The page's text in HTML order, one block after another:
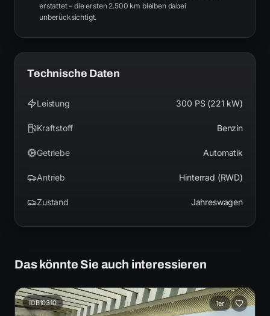
erstattet – die ersten 2.500 km bleiben dabei
unberücksichtigt.
Technische Daten
Leistung 300 PS (221 kW)
Kraftstoff Benzin
Getriebe Automatik
Antrieb Hinterrad (RWD)
Zustand Jahreswagen
Das könnte Sie auch interessieren
IDB10310 1er